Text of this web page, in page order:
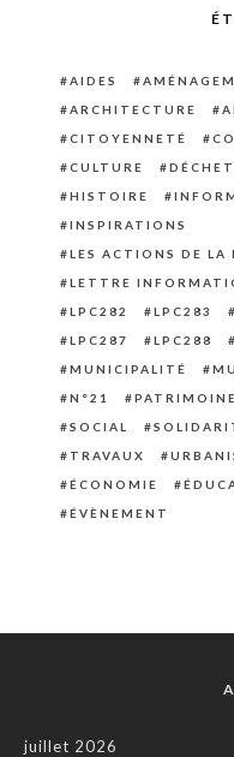
AIDES
ARCHITECTURE
CITOYENNETÉ
CULTURE
HISTOIRE
INSPIRATIONS
LES ACTIONS DE LA
LETTRE
LPC282
LPC283
LPC287
LPC288
MUNICIPALITÉ
N°21
PATRIMOINE
SOCIAL
TRAVAUX
ÉCONOMIE
ÉVÈNEMENT
juillet 2026